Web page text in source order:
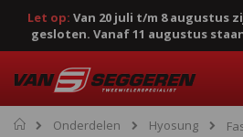
Let op: Van 20 juli t/m 8 augustus
gesloten. Vanaf 11 augustus
naar
de
inhoud
Home
Onderdelen Hyosung